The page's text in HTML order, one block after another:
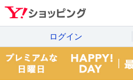
ログイン